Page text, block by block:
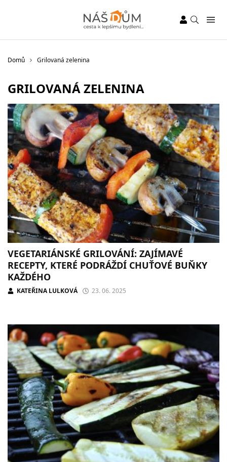
Domů Grilovaná zelenina
GRILOVANÁ ZELENINA
VEGETARIÁNSKÉ GRILOVÁNÍ: ZAJÍMAVÉ
RECEPTY, KTERÉ PODRÁŽDÍ CHUŤOVÉ BUŇKY
KAŽDÉHO
KATEŘINA LULKOVÁ 23. 06. 2025